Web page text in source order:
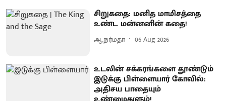
சிறுகதை: மனித மாமிசத்தை
உண்ட மன்னனின் கதை!
ஆ.நர்மதா 06 Aug 2026
உடலின் சக்கரங்களை தூண்டும்
இடுக்கு பிள்ளையார் கோவில்:
அதிசய பாதையும்